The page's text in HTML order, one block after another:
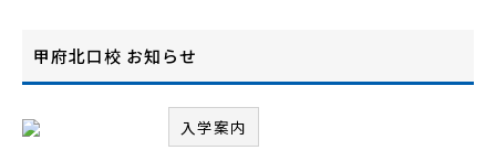
甲府北口校 お知らせ
入学案内